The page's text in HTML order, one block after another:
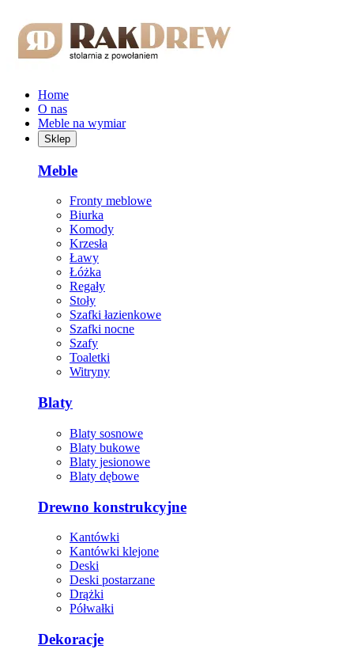
Home
O nas
Meble na wymiar
Sklep
Meble
Fronty meblowe
Biurka
Komody
Krzesła
Ławy
Łóżka
Regały
Stoły
Szafki łazienkowe
Szafki nocne
Szafy
Toaletki
Witryny
Blaty
Blaty sosnowe
Blaty bukowe
Blaty jesionowe
Blaty dębowe
Drewno konstrukcyjne
Kantówki
Kantówki klejone
Deski
Deski postarzane
Drążki
Półwałki
Dekoracje